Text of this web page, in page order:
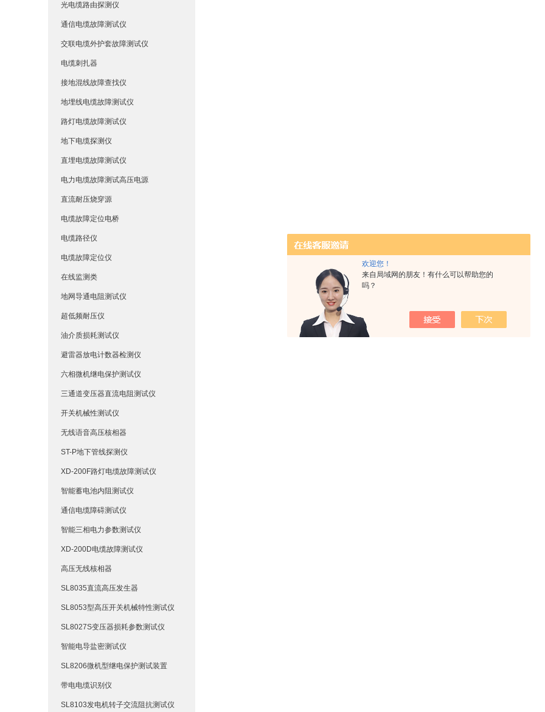
欢迎您！
来自局域网的朋友！有什么可以帮助您的
吗？
光电缆路由探测仪
通信电缆故障测试仪
交联电缆外护套故障测试仪
电缆刺扎器
接地混线故障查找仪
地埋线电缆故障测试仪
路灯电缆故障测试仪
地下电缆探测仪
直埋电缆故障测试仪
电力电缆故障测试高压电源
直流耐压烧穿源
电缆故障定位电桥
电缆路径仪
电缆故障定位仪
在线监测类
地网导通电阻测试仪
超低频耐压仪
油介质损耗测试仪
避雷器放电计数器检测仪
六相微机继电保护测试仪
三通道变压器直流电阻测试仪
开关机械性测试仪
无线语音高压核相器
ST-P地下管线探测仪
XD-200F路灯电缆故障测试仪
智能蓄电池内阻测试仪
通信电缆障碍测试仪
智能三相电力参数测试仪
XD-200D电缆故障测试仪
高压无线核相器
SL8035直流高压发生器
SL8053型高压开关机械特性测试仪
SL8027S变压器损耗参数测试仪
智能电导盐密测试仪
SL8206微机型继电保护测试装置
带电电缆识别仪
SL8103发电机转子交流阻抗测试仪